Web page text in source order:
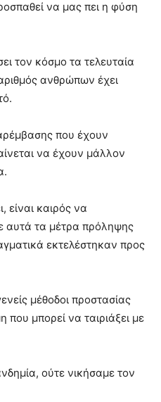
να μας πει η φύση
τον κόσμο τα τελευταία
ανθρώπων έχει
που έχουν
να έχουν μάλλον
είναι καιρός να
αυτά τα μέτρα πρόληψης
εκτελέστηκαν προς
μέθοδοι προστασίας
μπορεί να ταιριάξει με
ούτε νικήσαμε τον